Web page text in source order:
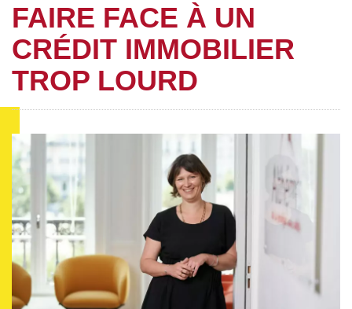
FAIRE FACE À UN
CRÉDIT IMMOBILIER
TROP LOURD